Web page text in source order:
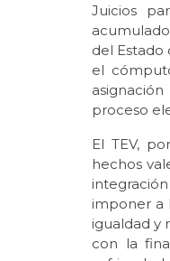
Juicios
del Estado
el
proceso
El TEV,
hechos
imponer a
igualdad y
con la